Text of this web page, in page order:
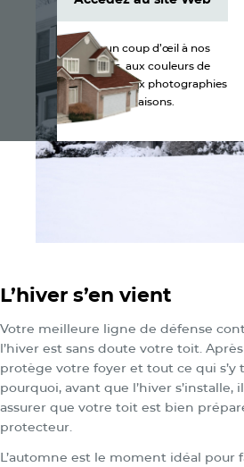
L’hiver s’en vient
Votre meilleure ligne de défense
l’hiver est sans doute votre toit.
protège votre foyer et tout ce qui s’y
pourquoi, avant que l’hiver s’installe,
assurer que votre toit est bien
protecteur.
L’automne est le moment idéal pour
Accédez au site Web
Jetez un coup d’œil à nos
produits, aux couleurs de
bardeaux et aux photographies
de maisons.